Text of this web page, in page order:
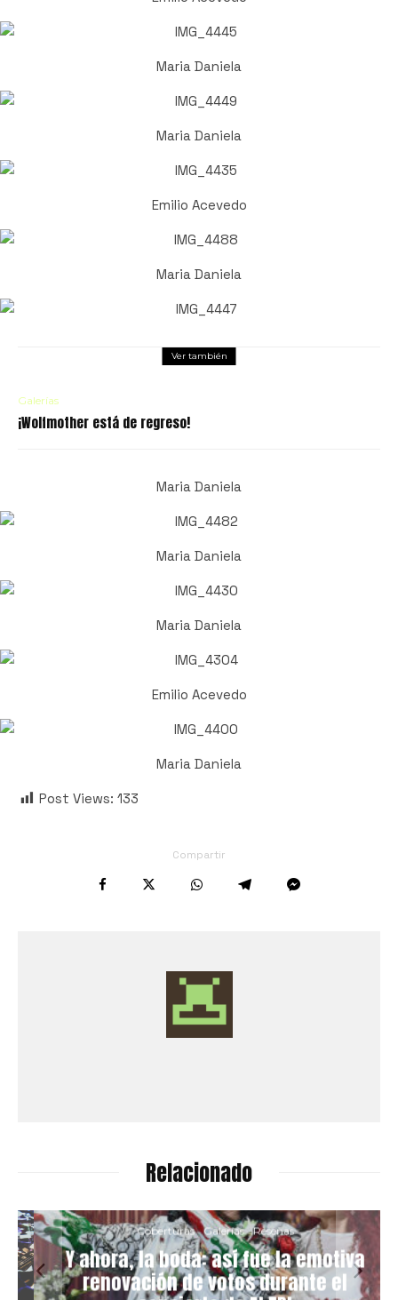
Maria Daniela
Maria Daniela
Emilio Acevedo
Maria Daniela
Ver también
Galerías
¡Wolfmother está de regreso!
Maria Daniela
Maria Daniela
Maria Daniela
Emilio Acevedo
Maria Daniela
Post Views: 133
Compartir
Relacionado
Coberturas Galerías Reseñas
Y ahora, la boda: así fue la emotiva
renovación de votos durante el